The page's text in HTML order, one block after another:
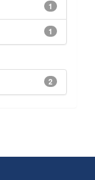
1
1
2